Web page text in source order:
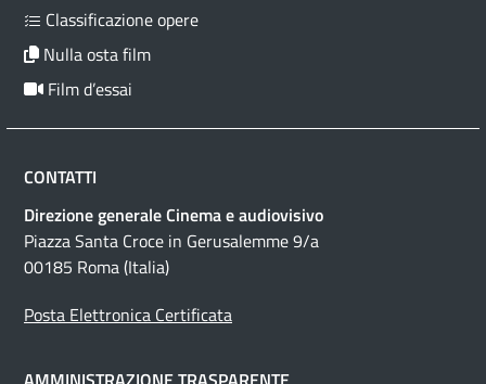
Classificazione opere
Nulla osta film
Film d’essai
CONTATTI
Direzione generale Cinema e audiovisivo
Piazza Santa Croce in Gerusalemme 9/a
00185 Roma (Italia)
Posta Elettronica Certificata